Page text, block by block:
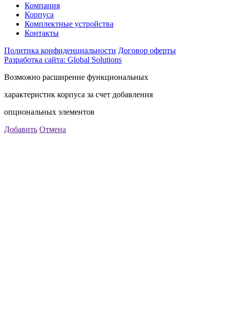
Компания
Корпуса
Комплектные устройства
Контакты
Политика конфиденциальности Договор оферты
Разработка сайта: Global Solutions
Возможно расширение функциональных
характеристик корпуса за счет добавления
опциональных элементов
Добавить Отмена